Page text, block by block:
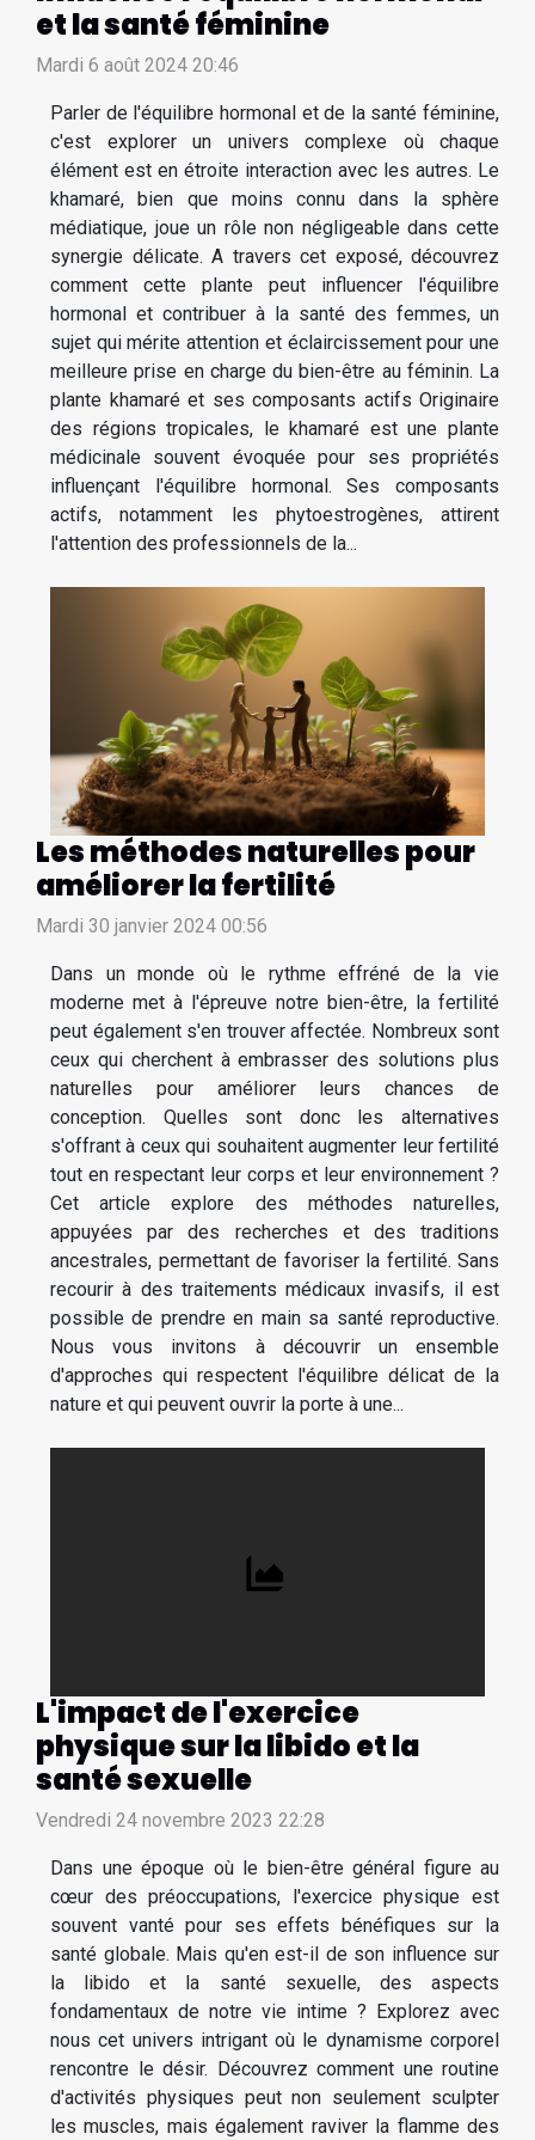
et la santé féminine
Mardi 6 août 2024 20:46
Parler de l'équilibre hormonal et de la santé féminine,
c'est explorer un univers complexe où chaque
élément est en étroite interaction avec les autres. Le
khamaré, bien que moins connu dans la sphère
médiatique, joue un rôle non négligeable dans cette
synergie délicate. A travers cet exposé, découvrez
comment cette plante peut influencer l'équilibre
hormonal et contribuer à la santé des femmes, un
sujet qui mérite attention et éclaircissement pour une
meilleure prise en charge du bien-être au féminin. La
plante khamaré et ses composants actifs Originaire
des régions tropicales, le khamaré est une plante
médicinale souvent évoquée pour ses propriétés
influençant l'équilibre hormonal. Ses composants
actifs, notamment les phytoestrogènes, attirent
l'attention des professionnels de la...
Les méthodes naturelles pour
améliorer la fertilité
Mardi 30 janvier 2024 00:56
Dans un monde où le rythme effréné de la vie
moderne met à l'épreuve notre bien-être, la fertilité
peut également s'en trouver affectée. Nombreux sont
ceux qui cherchent à embrasser des solutions plus
naturelles pour améliorer leurs chances de
conception. Quelles sont donc les alternatives
s'offrant à ceux qui souhaitent augmenter leur fertilité
tout en respectant leur corps et leur environnement ?
Cet article explore des méthodes naturelles,
appuyées par des recherches et des traditions
ancestrales, permettant de favoriser la fertilité. Sans
recourir à des traitements médicaux invasifs, il est
possible de prendre en main sa santé reproductive.
Nous vous invitons à découvrir un ensemble
d'approches qui respectent l'équilibre délicat de la
nature et qui peuvent ouvrir la porte à une...
L'impact de l'exercice
physique sur la libido et la
santé sexuelle
Vendredi 24 novembre 2023 22:28
Dans une époque où le bien-être général figure au
cœur des préoccupations, l'exercice physique est
souvent vanté pour ses effets bénéfiques sur la
santé globale. Mais qu'en est-il de son influence sur
la libido et la santé sexuelle, des aspects
fondamentaux de notre vie intime ? Explorez avec
nous cet univers intrigant où le dynamisme corporel
rencontre le désir. Découvrez comment une routine
d'activités physiques peut non seulement sculpter
les muscles, mais également raviver la flamme des